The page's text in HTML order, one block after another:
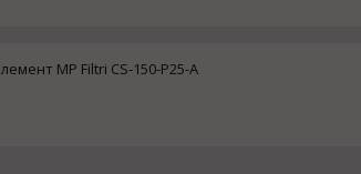
MP Filtri CS-150-P25-A